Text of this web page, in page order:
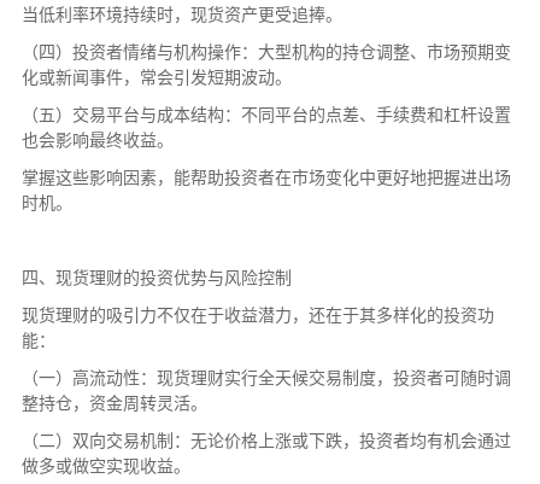
当低利率环境持续时，现货资产更受追捧。
（四）投资者情绪与机构操作：大型机构的持仓调整、市场预期变
化或新闻事件，常会引发短期波动。
（五）交易平台与成本结构：不同平台的点差、手续费和杠杆设置
也会影响最终收益。
掌握这些影响因素，能帮助投资者在市场变化中更好地把握进出场
时机。
四、现货理财的投资优势与风险控制
现货理财的吸引力不仅在于收益潜力，还在于其多样化的投资功
能：
（一）高流动性：现货理财实行全天候交易制度，投资者可随时调
整持仓，资金周转灵活。
（二）双向交易机制：无论价格上涨或下跌，投资者均有机会通过
做多或做空实现收益。